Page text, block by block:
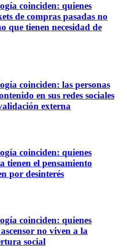
coinciden: quienes
de compras pasadas no
que tienen necesidad de
coinciden: las personas
en sus redes sociales
externa
coinciden: quienes
tienen el pensamiento
por desinterés
coinciden: quienes
no viven a la
social